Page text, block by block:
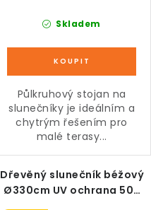
Skladem
Půlkruhový stojan na
slunečníky je ideálním a
chytrým řešením pro
malé terasy...
Dřevěný slunečník béžový
Ø330cm UV ochrana 50+